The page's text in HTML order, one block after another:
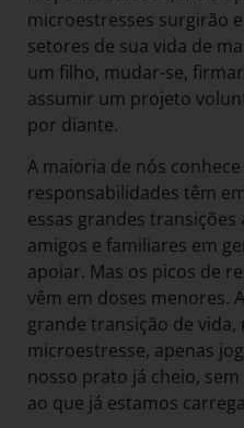
microestresses surgirão
setores de sua vida de
um filho, mudar-se,
assumir um projeto
por diante.
A maioria de nós
responsabilidades têm
essas grandes
amigos e familiares em
apoiar. Mas os picos de
vêm em doses menores.
grande transição de vida,
microestresse, apenas
nosso prato já cheio,
ao que já estamos